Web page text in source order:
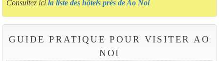
Consultez ici la liste des hôtels près de Ao Noi
GUIDE PRATIQUE POUR VISITER AO
NOI